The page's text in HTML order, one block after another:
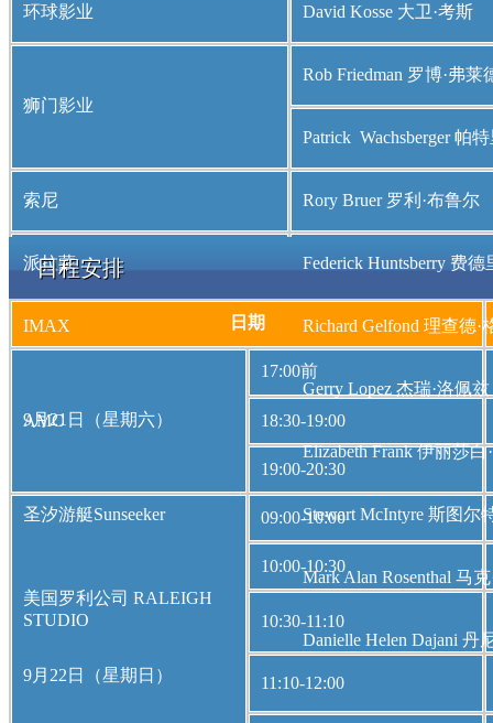
环球影业 David Kosse 大卫·考斯
狮门影业
Rob Friedman 罗博·弗莱
Patrick Wachsberger 帕
索尼 Rory Bruer 罗利·布鲁尔
派拉蒙 Federick Huntsberry 费
IMAX Richard Gelfond 理查德·
AMC
Gerry Lopez 杰瑞·洛佩兹
Elizabeth Frank 伊丽莎白
圣汐游艇Sunseeker Stewart McIntyre 斯图尔
美国罗利公司 RALEIGH
STUDIO
Mark Alan Rosenthal 马
Danielle Helen Dajani 丹
日程安排
日期
9月21日（星期六）
17:00前
18:30-19:00
19:00-20:30
9月22日（星期日）
09:00-10:00
10:00-10:30
10:30-11:10
11:10-12:00